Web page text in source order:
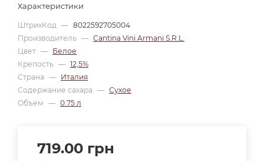
Характеристики
ШтрихКод — 8022592705004
Производитель — Cantina Vini Armani S.R.L.
Цвет — Белое
Крепость — 12,5%
Страна — Италия
Содержание сахара — Сухое
Объем — 0.75 л
719.00 грн